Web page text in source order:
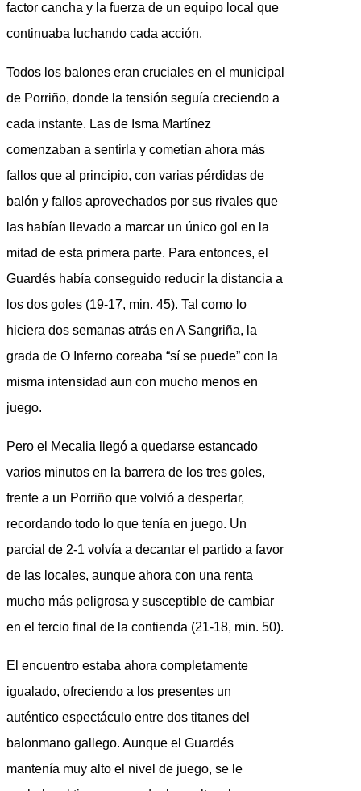
factor cancha y la fuerza de un equipo local que
continuaba luchando cada acción.
Todos los balones eran cruciales en el municipal
de Porriño, donde la tensión seguía creciendo a
cada instante. Las de Isma Martínez
comenzaban a sentirla y cometían ahora más
fallos que al principio, con varias pérdidas de
balón y fallos aprovechados por sus rivales que
las habían llevado a marcar un único gol en la
mitad de esta primera parte. Para entonces, el
Guardés había conseguido reducir la distancia a
los dos goles (19-17, min. 45). Tal como lo
hiciera dos semanas atrás en A Sangriña, la
grada de O Inferno coreaba “sí se puede” con la
misma intensidad aun con mucho menos en
juego.
Pero el Mecalia llegó a quedarse estancado
varios minutos en la barrera de los tres goles,
frente a un Porriño que volvió a despertar,
recordando todo lo que tenía en juego. Un
parcial de 2-1 volvía a decantar el partido a favor
de las locales, aunque ahora con una renta
mucho más peligrosa y susceptible de cambiar
en el tercio final de la contienda (21-18, min. 50).
El encuentro estaba ahora completamente
igualado, ofreciendo a los presentes un
auténtico espectáculo entre dos titanes del
balonmano gallego. Aunque el Guardés
mantenía muy alto el nivel de juego, se le